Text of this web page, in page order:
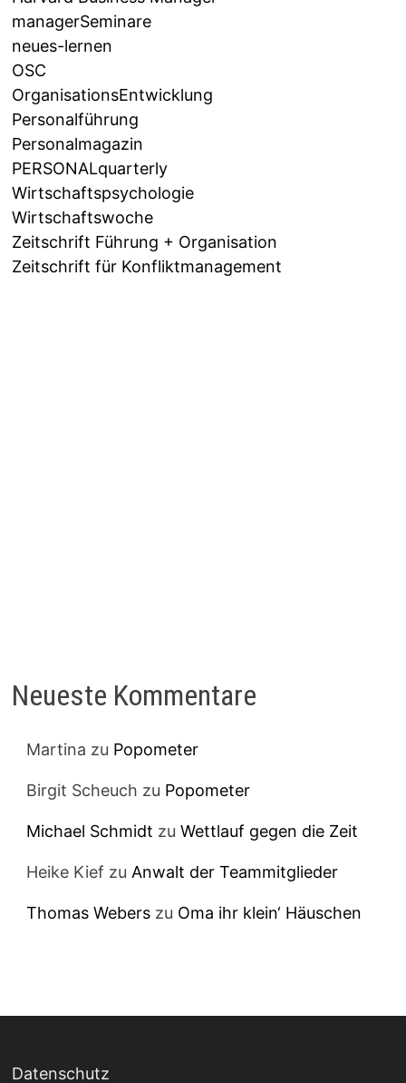
managerSeminare
neues-lernen
OSC
OrganisationsEntwicklung
Personalführung
Personalmagazin
PERSONALquarterly
Wirtschaftspsychologie
Wirtschaftswoche
Zeitschrift Führung + Organisation
Zeitschrift für Konfliktmanagement
Neueste Kommentare
Martina zu Popometer
Birgit Scheuch zu Popometer
Michael Schmidt zuWettlauf gegen die Zeit
Heike Kief zu Anwalt der Teammitglieder
Thomas Webers zu Oma ihr klein‘ Häuschen
Datenschutz